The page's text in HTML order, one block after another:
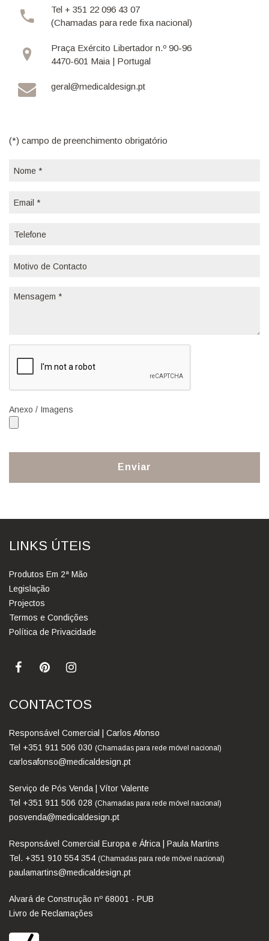
Tel + 351 22 096 43 07
(Chamadas para rede fixa nacional)
Praça Exército Libertador n.º 90-96
4470-601 Maia | Portugal
geral@medicaldesign.pt
(*) campo de preenchimento obrigatório
Anexo / Imagens
Enviar
LINKS ÚTEIS
Produtos Em 2ª Mão
Legislação
Projectos
Termos e Condições
Política de Privacidade
CONTACTOS
Responsável Comercial | Carlos Afonso
Tel +351 911 506 030 (Chamadas para rede móvel nacional)
carlosafonso@medicaldesign.pt
Serviço de Pós Venda | Vítor Valente
Tel +351 911 506 028 (Chamadas para rede móvel nacional)
posvenda@medicaldesign.pt
Responsável Comercial Europa e África | Paula Martins
Tel. +351 910 554 354 (Chamadas para rede móvel nacional)
paulamartins@medicaldesign.pt
Alvará de Construção nº 68001 - PUB
Livro de Reclamações